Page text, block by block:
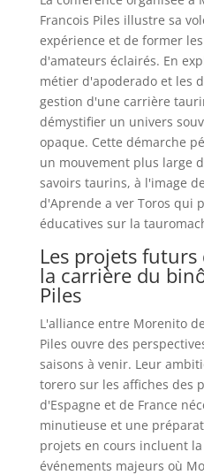
Francois Piles illustre sa
expérience et de former
d'amateurs éclairés. En
métier d'apoderado et les
gestion d'une carrière
démystifier un univers
opaque. Cette démarche
un mouvement plus large
savoirs taurins, à l'image
d'Aprende a ver Toros qui
éducatives sur la
Les projets
la carrière du
Piles
L'alliance entre Morenito
Piles ouvre des
saisons à venir. Leur
torero sur les affiches des
d'Espagne et de France
minutieuse et une
projets en cours incluent
événements majeurs où